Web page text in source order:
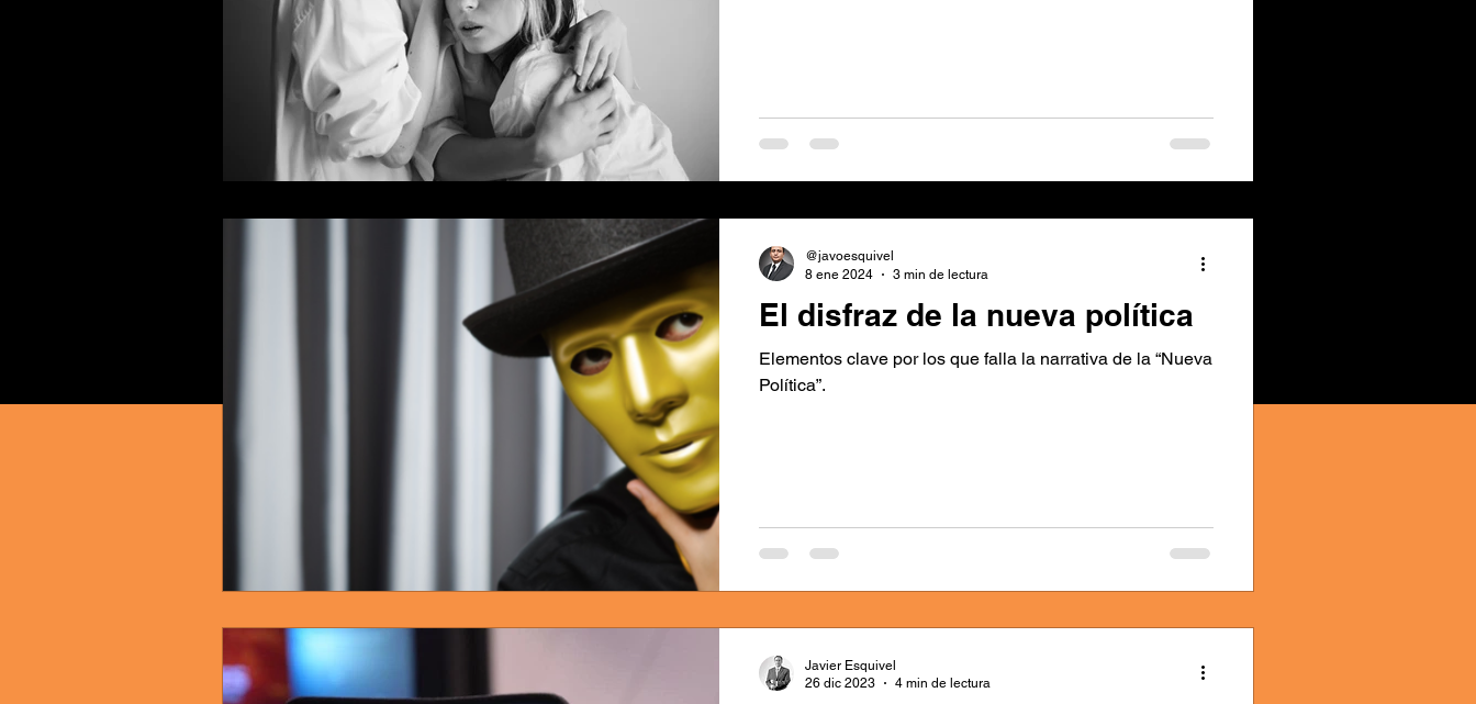
El disfraz de la nueva política
Elementos clave por los que falla la narrativa de la “Nueva
Política”.
@javoesquivel
8 ene 2024
3 min de lectura
Javier Esquivel
26 dic 2023
4 min de lectura